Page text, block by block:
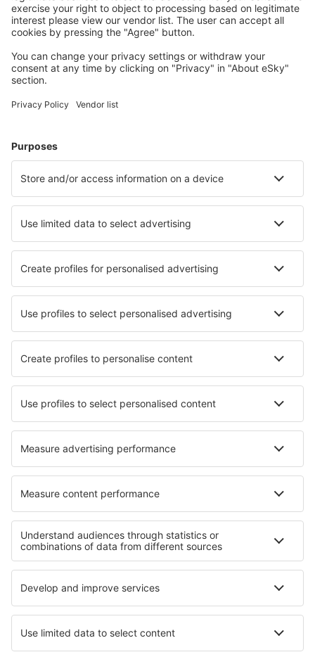
apartamente și altele.
Cele mai căutate cazări de către utilizatorii eSky
Cazare în Chile - Orașe populare
Cazare în Santiago de Chile
Cazare în Pucon Cazare La Junta
Cazare San Francisco De Mostazal
Cazare în Peralillo Cazare în El Salvador
Cele mai bune locuri de cazare - orașe
Cazare în Driffield Cazare în Saldana
Cazare în Andrezieux Cazare în Siltakylä
Cazare în Solaro Cazare în Gossweinstein
Cazare în Schaumburg Cazare în Yueyang
Cele mai bune locuri de cazare - regiuni
Cazare in Aysén Cazare in Deșertul Atacama
Cazare in Valparaíso
Cazare in Regiunea Libertador General Bernardo O'Higgins
Cazare in Regiunea Santiago Metropolitan
Cazare in Kashubia Cazare în Cartagena